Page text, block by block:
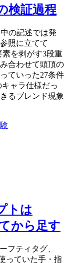
検証過程
の記述では発
照に立てて
素を剥がす3段重
合わせて頭頂の
ていった27条件
ャラ仕様だっ
るブレンド現象
トは
から足す
フティタグ、
っていた手・指